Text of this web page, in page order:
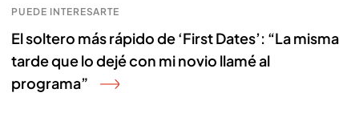
PUEDE INTERESARTE
El soltero más rápido de ‘First Dates’: “La misma
tarde que lo dejé con mi novio llamé al
programa”